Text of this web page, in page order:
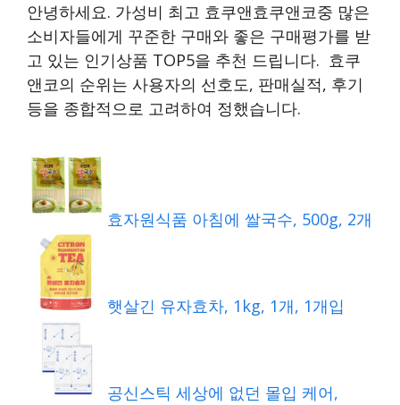
안녕하세요. 가성비 최고 효쿠앤효쿠앤코중 많은
소비자들에게 꾸준한 구매와 좋은 구매평가를 받
고 있는 인기상품 TOP5을 추천 드립니다. 효쿠
앤코의 순위는 사용자의 선호도, 판매실적, 후기
등을 종합적으로 고려하여 정했습니다.
효자원식품 아침에 쌀국수, 500g, 2개
햇살긴 유자효차, 1kg, 1개, 1개입
공신스틱 세상에 없던 몰입 케어,